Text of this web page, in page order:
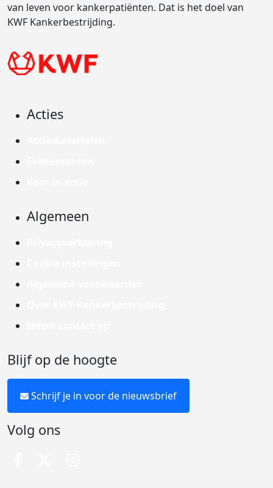
van leven voor kankerpatiënten. Dat is het doel van
KWF Kankerbestrijding.
Acties
Algemeen
Blijf op de hoogte
Schrijf je in voor de nieuwsbrief
Volg ons